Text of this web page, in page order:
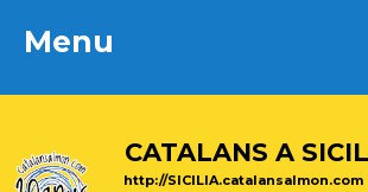
Menu
CATALANS A
http://SICILIA.catalansalmon.com
Menu